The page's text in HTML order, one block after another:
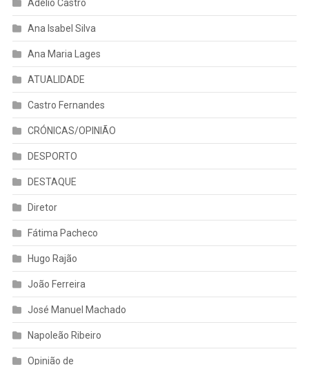
Adélio Castro
Ana Isabel Silva
Ana Maria Lages
ATUALIDADE
Castro Fernandes
CRÓNICAS/OPINIÃO
DESPORTO
DESTAQUE
Diretor
Fátima Pacheco
Hugo Rajão
João Ferreira
José Manuel Machado
Napoleão Ribeiro
Opinião de